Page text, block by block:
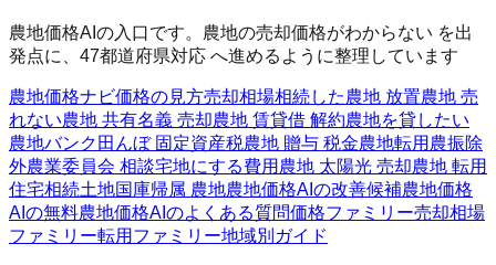
農地価格AIの入口です。農地の売却価格がわからない を出
発点に、47都道府県対応 へ進めるように整理しています
農地価格ナビ価格の見方売却相場相続した農地 放置農地 売
れない農地 共有名義 売却農地 賃貸借 解約農地を貸したい
農地バンク 田んぼ 固定資産税農地 贈与 税金農地転用 農振除
外農業委員会 相談宅地にする費用 農地 太陽光 売却農地 転用
住宅相続土地国庫帰属 農地農地価格AIの改善候補農地価格
AIの無料農地価格AIのよくある質問価格ファミリー売却相場
ファミリー転用ファミリー地域別ガイド